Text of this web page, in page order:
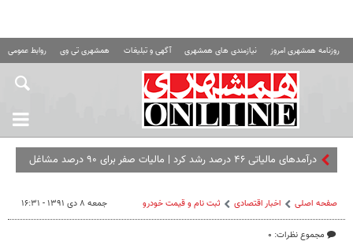
روزنامه همشهری امروز نیازمندی های همشهری آگهی و تبلیغات همشهری تی وی روابط عمومی
درآمدهای مالیاتی ۴۶ درصد رشد کرد | مالیات صفر برای ۹۰ درصد مشاغل
صفحه اصلی اخبار اقتصادی ثبت نام و قیمت خودرو
مجموع نظرات: ۰
جمعه ۸ دی ۱۳۹۱ - ۱۶:۳۱